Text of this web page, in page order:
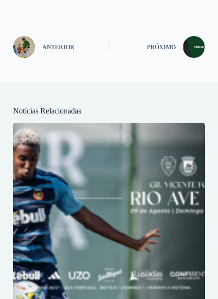
ANTERIOR PRÓXIMO
Notícias Relacionadas